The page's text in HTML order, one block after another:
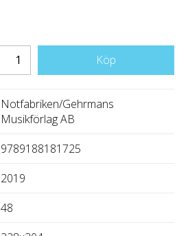
Köp
Notfabriken/Gehrmans
Musikförlag AB
9789188181725
2019
48